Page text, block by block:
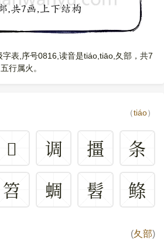
表,序号0816,读音是tiáo,tiāo,夂部，共7
行属火。
（tiáo）
𠧪 调 㩖
条
笤 蜩 髫 鲦
(夂部)